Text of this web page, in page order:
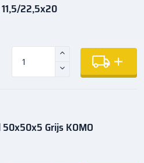
22,5x20
Grijs KOMO